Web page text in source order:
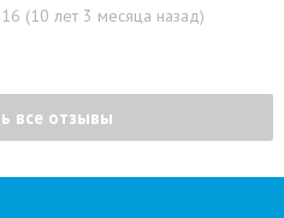
(10 лет 3 месяца назад)
все отзывы